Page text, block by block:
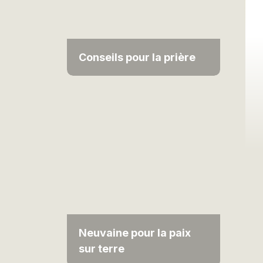
Conseils pour la prière
Neuvaine pour la paix
sur terre